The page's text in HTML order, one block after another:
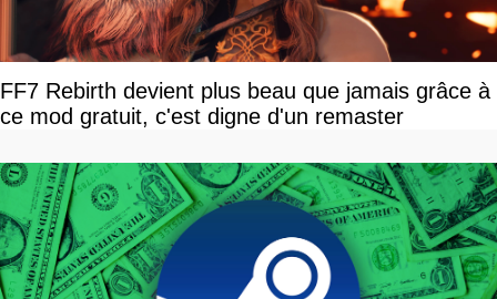
FF7 Rebirth devient plus beau que jamais grâce à
ce mod gratuit, c'est digne d'un remaster